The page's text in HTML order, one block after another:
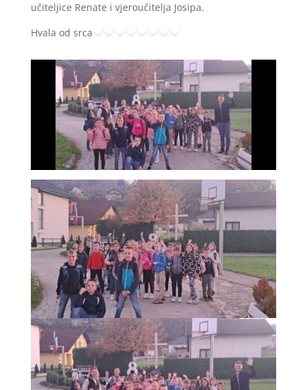
učiteljice Renate i vjeroučitelja Josipa.
Hvala od srca